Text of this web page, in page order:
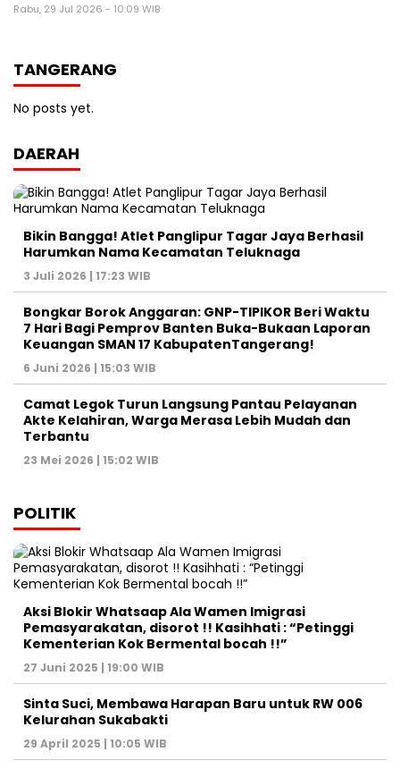
Rabu, 29 Jul 2026 - 10:09 WIB
TANGERANG
No posts yet.
DAERAH
Bikin Bangga! Atlet Panglipur Tagar Jaya Berhasil
Harumkan Nama Kecamatan Teluknaga
3 Juli 2026 | 17:23 WIB
Bongkar Borok Anggaran: GNP-TIPIKOR Beri Waktu
7 Hari Bagi Pemprov Banten Buka-Bukaan Laporan
Keuangan SMAN 17 KabupatenTangerang!
6 Juni 2026 | 15:03 WIB
‎Camat Legok Turun Langsung Pantau Pelayanan
Akte Kelahiran, Warga Merasa Lebih Mudah dan
Terbantu‎
23 Mei 2026 | 15:02 WIB
POLITIK
Aksi Blokir Whatsaap Ala Wamen Imigrasi
Pemasyarakatan, disorot !! Kasihhati : “Petinggi
Kementerian Kok Bermental bocah !!”
27 Juni 2025 | 19:00 WIB
Sinta Suci, Membawa Harapan Baru untuk RW 006
Kelurahan Sukabakti
29 April 2025 | 10:05 WIB